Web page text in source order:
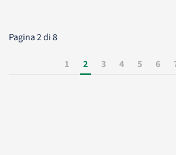
Pagina 2 di 8
1 2 3 4 5 6